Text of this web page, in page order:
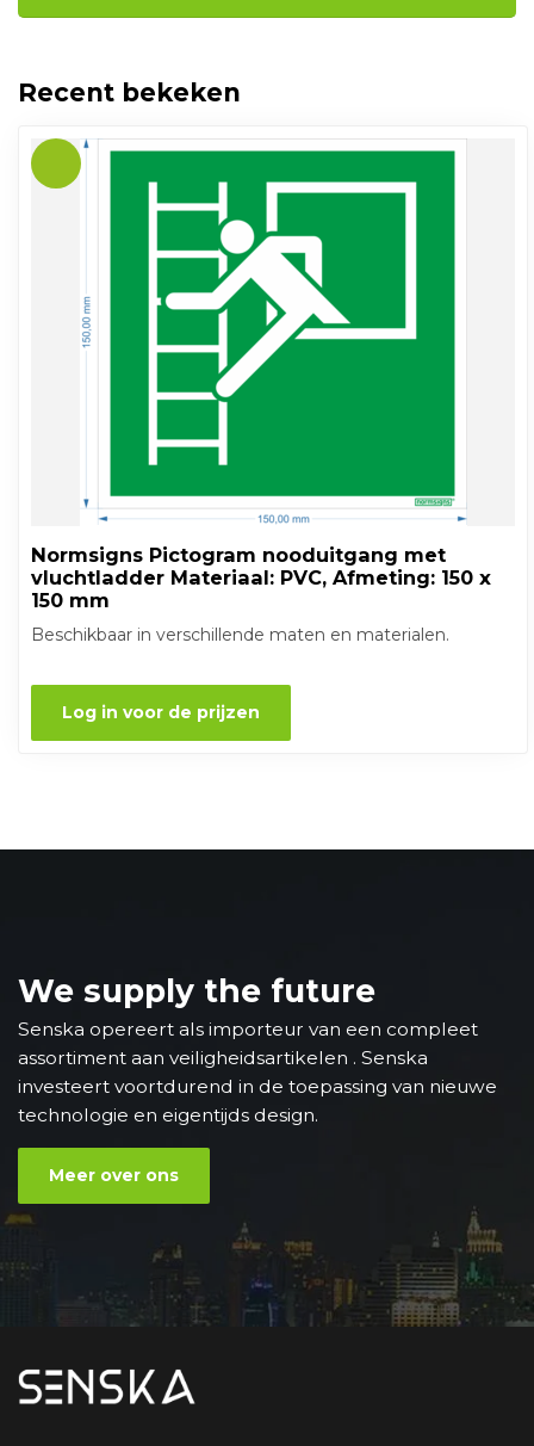
Recent bekeken
Normsigns Pictogram nooduitgang met
vluchtladder Materiaal: PVC, Afmeting: 150 x
150 mm
Beschikbaar in verschillende maten en materialen.
Log in voor de prijzen
We supply the future
Senska opereert als importeur van een compleet
assortiment aan veiligheidsartikelen . Senska
investeert voortdurend in de toepassing van nieuwe
technologie en eigentijds design.
Meer over ons